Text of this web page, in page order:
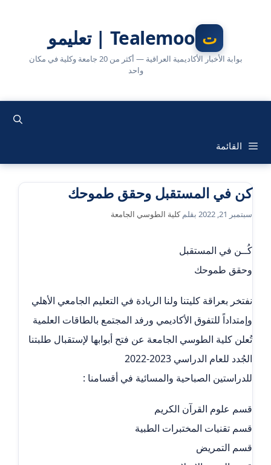
Tealemoo | تعليمو
بوابة الأخبار الأكاديمية العراقية — أكثر من 20 جامعة وكلية في مكان
واحد
القائمة
كن في المستقبل وحقق طموحك
سبتمبر 21, 2022 بقلمكلية الطوسي الجامعة
كُــن في المستقبل
وحقق طموحك
نفتخر بعراقة كليتنا ولنا الريادة في التعليم الجامعي الأهلي
وإمتداداً للتفوق الأكاديمي ورفد المجتمع بالطاقات العلمية
تُعلن كلية الطوسي الجامعة عن فتح أبوابها لإستقبال طلبتنا
الجُدد للعام الدراسي 2023-2022
للدراستين الصباحية والمسائية في أقسامنا :
قسم علوم القرآن الكريم
قسم تقنيات المختبرات الطبية
قسم التمريض